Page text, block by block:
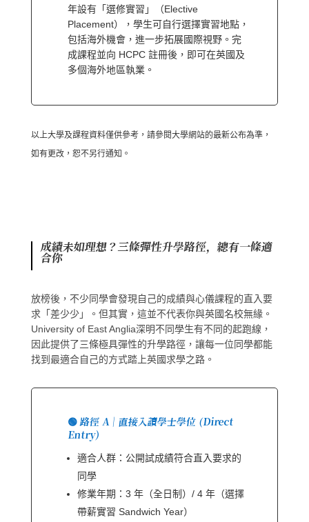
年設有「選修實習」（Elective
Placement），學生可自行選擇實習地點，
包括海外機會，進一步拓展國際視野。完
成課程並向 HCPC 註冊後，即可在英國及
多個海外地區執業。
以上大學及課程資料僅供參考，請參閱大學網站的最新公布為準，
如有更改，恕不另行通知。
成績未如理想？三條彈性升學路徑，總有一條適
合你
放榜後，不少同學會發現自己的成績與心儀課程的直入要
求「差少少」。但其實，這並不代表你與英國名校無緣。
University of East Anglia深明不同學生有不同的起跑線，
因此提供了三條極具彈性的升學路徑，讓每一位同學都能
找到最適合自己的方式踏上英國求學之路。
🟢 路徑 A｜直接入讀學士學位 (Direct
Entry)
適合人群：公開試成績符合直入要求的
同學
修業年期：3 年（全日制）/ 4 年（選擇
帶薪實習 Sandwich Year）